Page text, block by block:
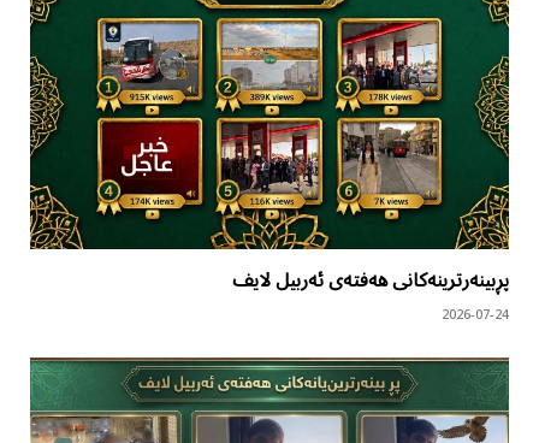
پڕبینەرترینەکانی هەفتەی ئەربیل لایف
2026-07-24